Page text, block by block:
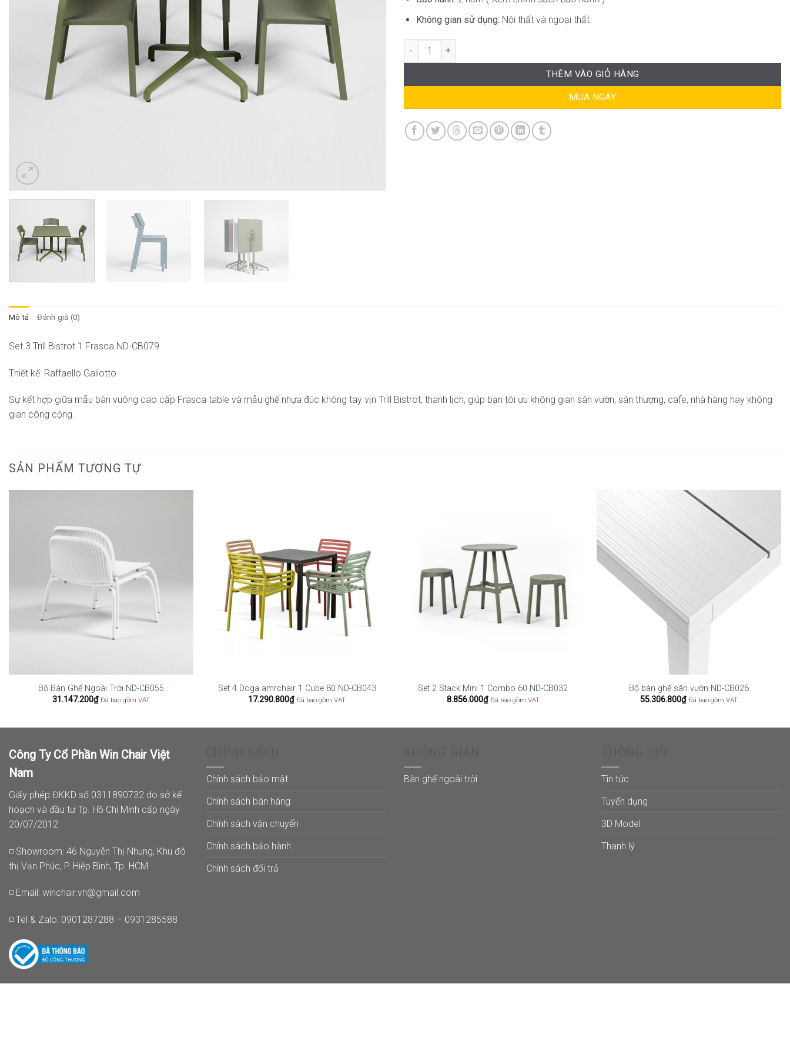
Không gian sử dụng: Nội thất và ngoại thất
Set 3 Trill Bistrot 1 Frasca ND-CB079 số lượng
THÊM VÀO GIỎ HÀNG
MUA NGAY
Mô tả Đánh giá (0)
Set 3 Trill Bistrot 1 Frasca ND-CB079
Thiết kế: Raffaello Galiotto
Sự kết hợp giữa mẫu bàn vuông cao cấp Frasca table và mẫu ghế nhựa đúc không tay vịn Trill Bistrot, thanh lịch, giúp bạn tôi ưu không gian sân vườn, sân thượng, cafe, nhà hàng hay không
gian công cộng.
SẢN PHẨM TƯƠNG TỰ
Bộ Bàn Ghế Ngoài Trời ND-CB055
31.147.200₫ Đã bao gồm VAT
Set 4 Doga amrchair 1 Cube 80 ND-CB043
17.290.800₫ Đã bao gồm VAT
Set 2 Stack Mini 1 Combo 60 ND-CB032
8.856.000₫ Đã bao gồm VAT
Bộ bàn ghế sân vườn ND-CB026
55.306.800₫ Đã bao gồm VAT
Công Ty Cổ Phần Win Chair Việt
Nam
Giấy phép ĐKKD số 0311890732 do sở kế
hoạch và đầu tư Tp. Hồ Chí Minh cấp ngày
20/07/2012
◽ Showroom: 46 Nguyễn Thị Nhung, Khu đô
thị Vạn Phúc, P. Hiệp Bình, Tp. HCM
◽ Email: winchair.vn@gmail.com
◽ Tel & Zalo: 0901287288 – 0931285588
Chính sách bảo mật
Chính sách bán hàng
Chính sách vận chuyển
Chính sách bảo hành
Chính sách đổi trả
Bàn ghế ngoài trời
Tin tức
Tuyển dụng
3D Model
Thanh lý